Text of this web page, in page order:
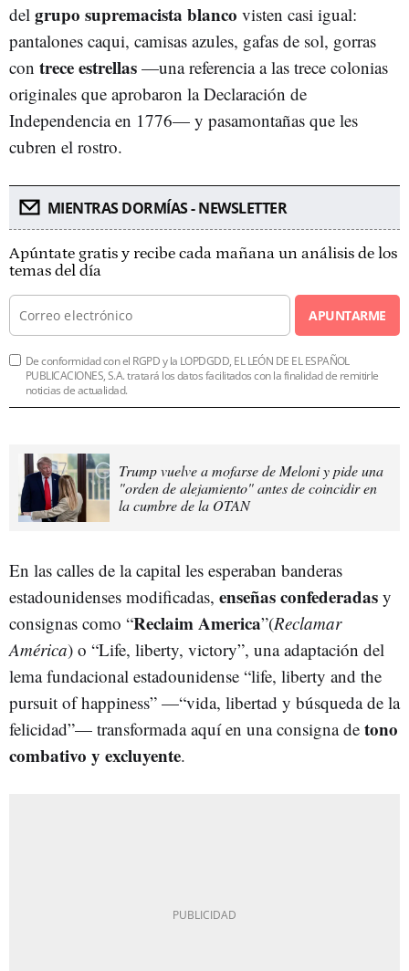
del grupo supremacista blanco visten casi igual:
pantalones caqui, camisas azules, gafas de sol, gorras
con trece estrellas —una referencia a las trece colonias
originales que aprobaron la Declaración de
Independencia en 1776— y pasamontañas que les
cubren el rostro.
MIENTRAS DORMÍAS - NEWSLETTER
Apúntate gratis y recibe cada mañana un análisis de los
temas del día
APUNTARME
De conformidad con el RGPD y la LOPDGDD, EL LEÓN DE EL ESPAÑOL
PUBLICACIONES, S.A. tratará los datos facilitados con la finalidad de remitirle
noticias de actualidad.
Trump vuelve a mofarse de Meloni y pide una
"orden de alejamiento" antes de coincidir en
la cumbre de la OTAN
En las calles de la capital les esperaban banderas
estadounidenses modificadas, enseñas confederadas y
consignas como “Reclaim America”(Reclamar
América) o “Life, liberty, victory”, una adaptación del
lema fundacional estadounidense “life, liberty and the
pursuit of happiness” —“vida, libertad y búsqueda de la
felicidad”— transformada aquí en una consigna de tono
combativo y excluyente.